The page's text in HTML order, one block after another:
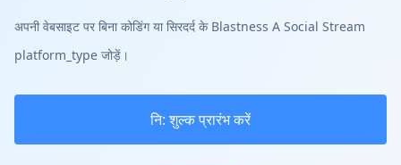
अपनी वेबसाइट पर बिना कोडिंग या सिरदर्द के Blastness A Social Stream
platform_type जोड़ें।
नि: शुल्क प्रारंभ करें